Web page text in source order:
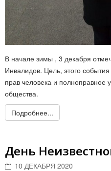
В начале зимы , 3 декабря
Инвалидов. Цель, этого
прав человека и полноправное
общества.
Подробнее...
День
10 ДЕКАБРЯ 2020